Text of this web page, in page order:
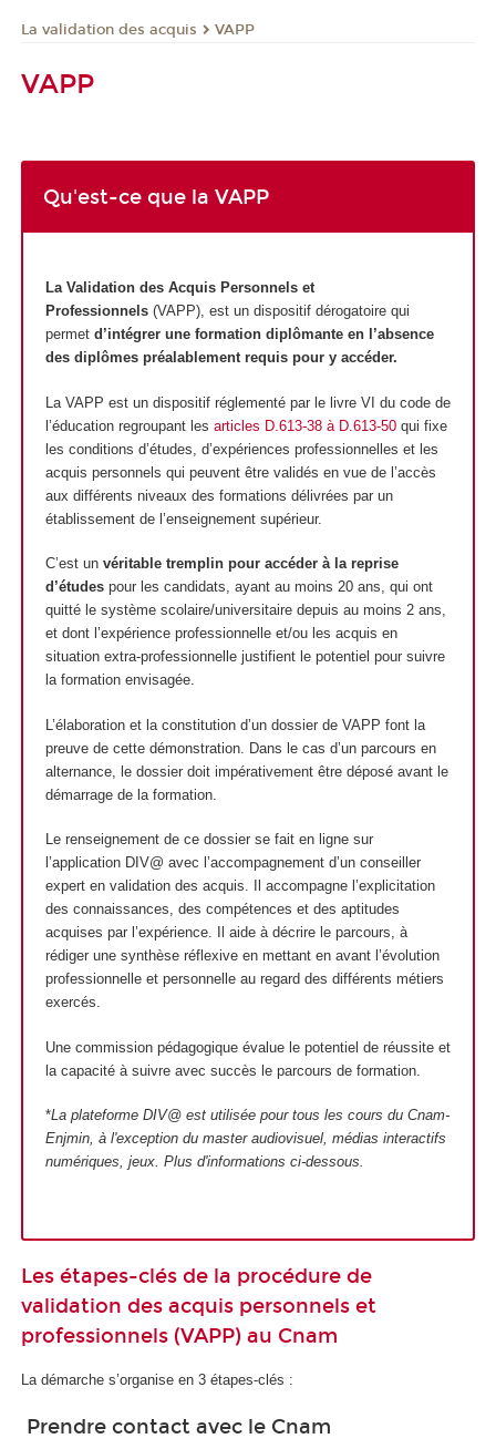
La validation des acquis VAPP
VAPP
Qu'est-ce que la VAPP
La Validation des Acquis Personnels et
Professionnels(VAPP), est un dispositif dérogatoire qui
permet d’intégrer une formation diplômante en l’absence
des diplômes préalablement requis pour y accéder.
La VAPP est un dispositif réglementé par le livre VI du code de
l’éducation regroupant les articles D.613-38 à D.613-50qui fixe
les conditions d’études, d’expériences professionnelles et les
acquis personnels qui peuvent être validés en vue de l’accès
aux différents niveaux des formations délivrées par un
établissement de l’enseignement supérieur.
C’est un véritable tremplin pour accéder à la reprise
d’étudespour les candidats, ayant au moins 20 ans, qui ont
quitté le système scolaire/universitaire depuis au moins 2 ans,
et dont l’expérience professionnelle et/ou les acquis en
situation extra-professionnelle justifient le potentiel pour suivre
la formation envisagée.
L’élaboration et la constitution d’un dossier de VAPP font la
preuve de cette démonstration. Dans le cas d’un parcours en
alternance, le dossier doit impérativement être déposé avant le
démarrage de la formation.
Le renseignement de ce dossier se fait en ligne sur
l’application DIV@ avec l’accompagnement d’un conseiller
expert en validation des acquis. Il accompagne l’explicitation
des connaissances, des compétences et des aptitudes
acquises par l’expérience. Il aide à décrire le parcours, à
rédiger une synthèse réflexive en mettant en avant l’évolution
professionnelle et personnelle au regard des différents métiers
exercés.
Une commission pédagogique évalue le potentiel de réussite et
la capacité à suivre avec succès le parcours de formation.
*La plateforme DIV@ est utilisée pour tous les cours du Cnam-
Enjmin, à l'exception du master audiovisuel, médias interactifs
numériques, jeux. Plus d'informations ci-dessous.
Les étapes-clés de la procédure de
validation des acquis personnels et
professionnels (VAPP) au Cnam
La démarche s’organise en 3 étapes-clés :
Prendre contact avec le Cnam